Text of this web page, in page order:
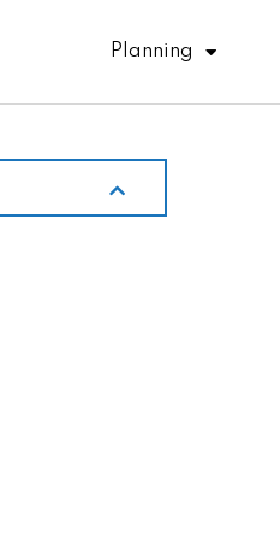
Planning